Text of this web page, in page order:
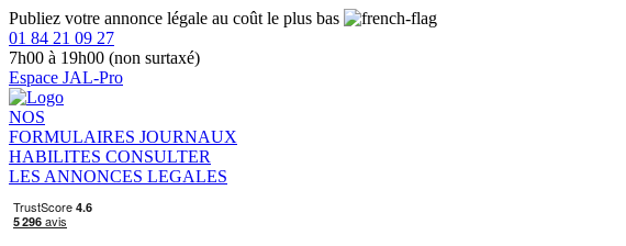
Publiez votre annonce légale au coût le plus bas
01 84 21 09 27
7h00 à 19h00 (non surtaxé)
Espace JAL-Pro
NOS
FORMULAIRES JOURNAUX
HABILITES CONSULTER
LES ANNONCES LEGALES